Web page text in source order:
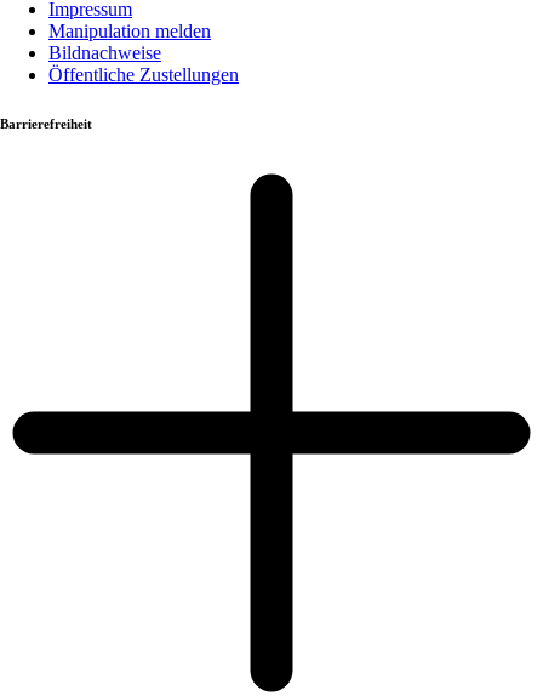
Impressum
Manipulation melden
Bildnachweise
Öffentliche Zustellungen
Barrierefreiheit